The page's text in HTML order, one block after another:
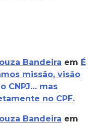
Bandeira em É
missão, visão
CNPJ… mas
no CPF.
Bandeira em